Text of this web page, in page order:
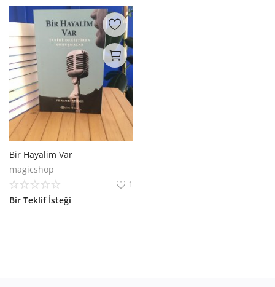
Bir Hayalim Var
magicshop
1
Bir Teklif İsteği